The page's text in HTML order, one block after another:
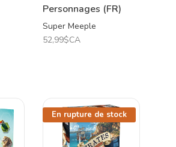
Personnages (FR)
Super Meeple
52,99$CA
En rupture de stock